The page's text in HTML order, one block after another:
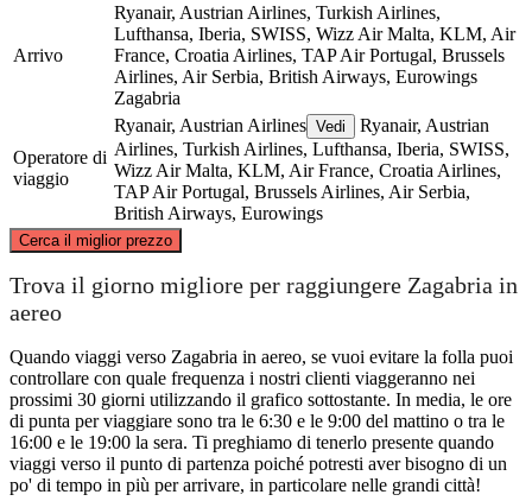
Arrivo
Ryanair, Austrian Airlines, Turkish Airlines,
Lufthansa, Iberia, SWISS, Wizz Air Malta, KLM, Air
France, Croatia Airlines, TAP Air Portugal, Brussels
Airlines, Air Serbia, British Airways, Eurowings
Zagabria
Operatore di
viaggio
Ryanair, Austrian Airlines Vedi
Ryanair, Austrian
Airlines, Turkish Airlines, Lufthansa, Iberia, SWISS,
Wizz Air Malta, KLM, Air France, Croatia Airlines,
TAP Air Portugal, Brussels Airlines, Air Serbia,
British Airways, Eurowings
Cerca il miglior prezzo
Marseille
©CARTO
Trova il giorno migliore per raggiungere Zagabria in
aereo
Quando viaggi verso Zagabria in aereo, se vuoi evitare la folla puoi
controllare con quale frequenza i nostri clienti viaggeranno nei
prossimi 30 giorni utilizzando il grafico sottostante. In media, le ore
di punta per viaggiare sono tra le 6:30 e le 9:00 del mattino o tra le
16:00 e le 19:00 la sera. Ti preghiamo di tenerlo presente quando
viaggi verso il punto di partenza poiché potresti aver bisogno di un
po' di tempo in più per arrivare, in particolare nelle grandi città!